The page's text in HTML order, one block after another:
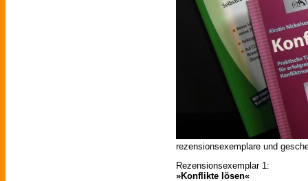
rezensionsexemplare und
Rezensionsexemplar 1:
»Konflikte lösen«